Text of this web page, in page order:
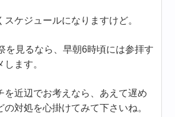
ケジュールになりますけど。
を見るなら、早朝6時頃には参拝す
ます。
を近辺でお考えなら、あえて遅め
対処を心掛けてみて下さいね。